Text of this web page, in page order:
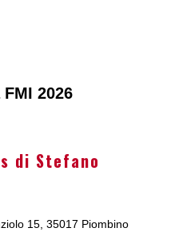
2026
di Stefano
15, 35017 Piombino